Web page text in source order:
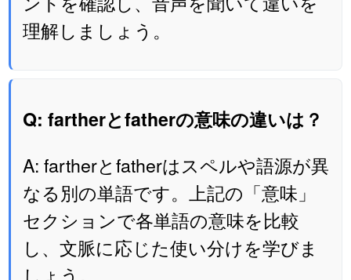
理解しましょう。
Q: fartherとfatherの意味の違いは？
A: fartherとfatherはスペルや語源が異
なる別の単語です。上記の「意味」
セクションで各単語の意味を比較
し、文脈に応じた使い分けを学びま
しょう。